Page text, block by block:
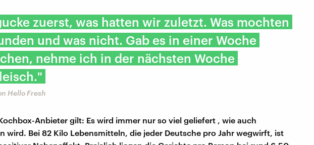
zuerst, was hatten wir zuletzt. Was mochten
und was nicht. Gab es in einer Woche
nehme ich in der nächsten Woche
Hello Fresh
Anbieter gilt: Es wird immer nur so viel geliefert , wie auch
wird. Bei 82 Kilo Lebensmitteln, die jeder Deutsche pro Jahr wegwirft, ist